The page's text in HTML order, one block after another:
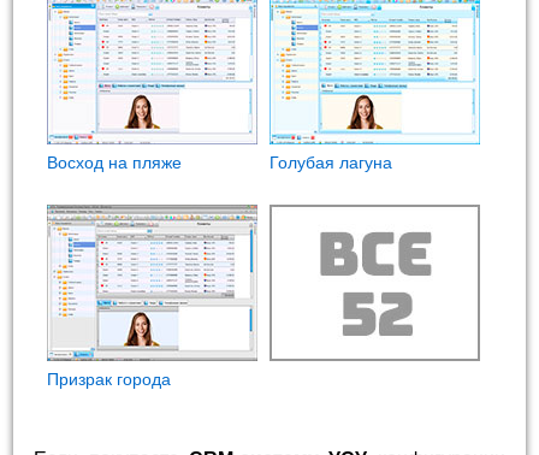
Восход на пляже Голубая лагуна
Призрак города